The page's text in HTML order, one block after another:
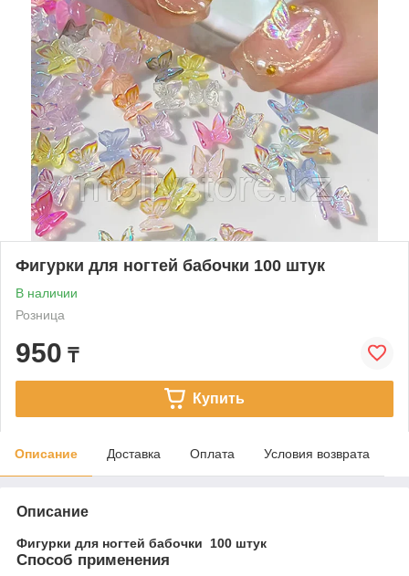
Фигурки для ногтей бабочки 100 штук
В наличии
Розница
950 ₸
Купить
Описание Доставка Оплата Условия возврата
Описание
Фигурки для ногтей бабочки 100 штук
Способ применения